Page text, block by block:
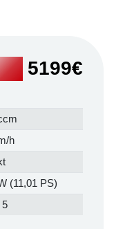
5199€
h
(11,01 PS)
5